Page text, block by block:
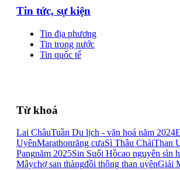
Tin tức, sự kiện
Tin địa phương
Tin trong nước
Tin quốc tế
Từ khoá
Lai ChâuTuần Du lịch - văn hoá năm 2024
UyênMarathonrăng cưaSì Thâu ChảiThan
Pangnăm 2025Sin Suối Hồcao nguyên sìn
Mâychợ san thàngđồi thông than uyênGiải